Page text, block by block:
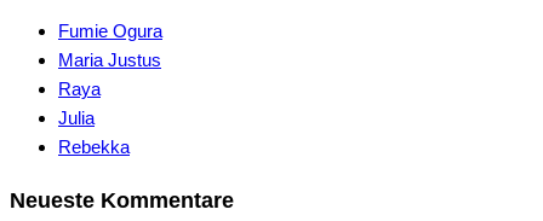
Fumie Ogura
Maria Justus
Raya
Julia
Rebekka
Neueste Kommentare